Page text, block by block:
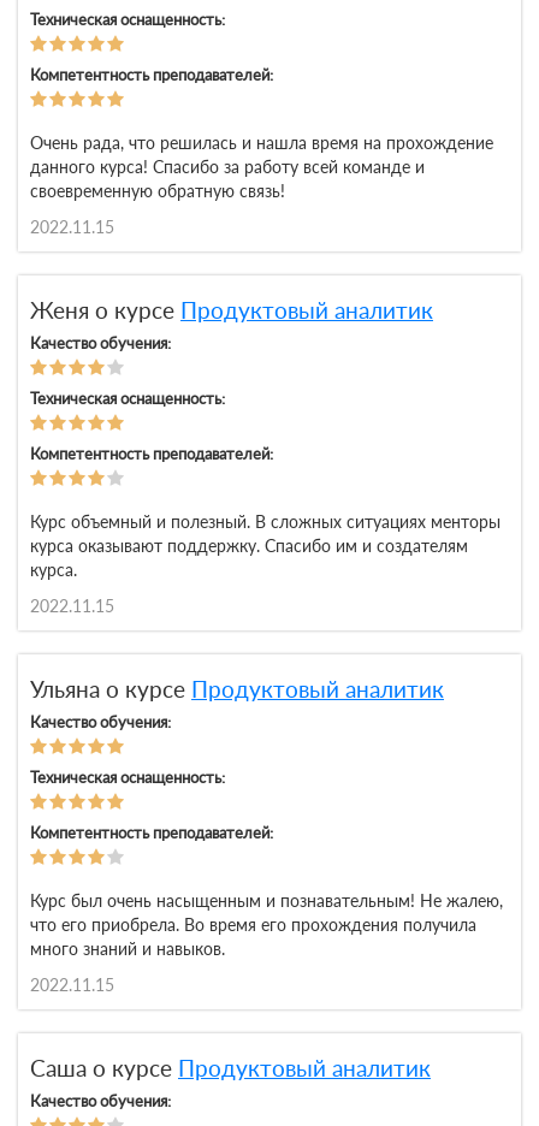
Техническая оснащенность:
Компетентность преподавателей:
Очень рада, что решилась и нашла время на прохождение
данного курса! Спасибо за работу всей команде и
своевременную обратную связь!
2022.11.15
Женя о курсе Продуктовый аналитик
Качество обучения:
Техническая оснащенность:
Компетентность преподавателей:
Курс объемный и полезный. В сложных ситуациях менторы
курса оказывают поддержку. Спасибо им и создателям
курса.
2022.11.15
Ульяна о курсе Продуктовый аналитик
Качество обучения:
Техническая оснащенность:
Компетентность преподавателей:
Курс был очень насыщенным и познавательным! Не жалею,
что его приобрела. Во время его прохождения получила
много знаний и навыков.
2022.11.15
Саша о курсе Продуктовый аналитик
Качество обучения: